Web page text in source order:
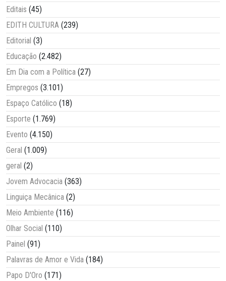
Editais (45)
EDITH CULTURA (239)
Editorial (3)
Educação (2.482)
Em Dia com a Política (27)
Empregos (3.101)
Espaço Católico (18)
Esporte (1.769)
Evento (4.150)
Geral (1.009)
geral (2)
Jovem Advocacia (363)
Linguiça Mecânica (2)
Meio Ambiente (116)
Olhar Social (110)
Painel (91)
Palavras de Amor e Vida (184)
Papo D'Oro (171)